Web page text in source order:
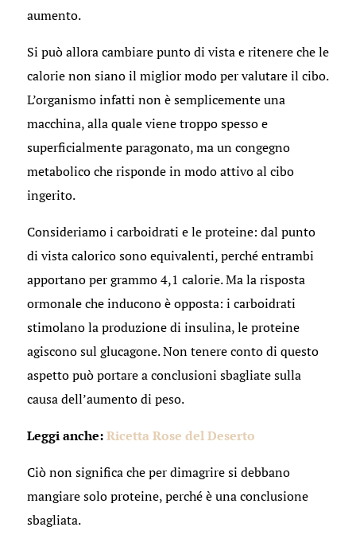
aumento.
Si può allora cambiare punto di vista e ritenere che le
calorie non siano il miglior modo per valutare il cibo.
L’organismo infatti non è semplicemente una
macchina, alla quale viene troppo spesso e
superficialmente paragonato, ma un congegno
metabolico che risponde in modo attivo al cibo
ingerito.
Consideriamo i carboidrati e le proteine: dal punto
di vista calorico sono equivalenti, perché entrambi
apportano per grammo 4,1 calorie. Ma la risposta
ormonale che inducono è opposta: i carboidrati
stimolano la produzione di insulina, le proteine
agiscono sul glucagone. Non tenere conto di questo
aspetto può portare a conclusioni sbagliate sulla
causa dell’aumento di peso.
Leggi anche:Ricetta Rose del Deserto
Ciò non significa che per dimagrire si debbano
mangiare solo proteine, perché è una conclusione
sbagliata.